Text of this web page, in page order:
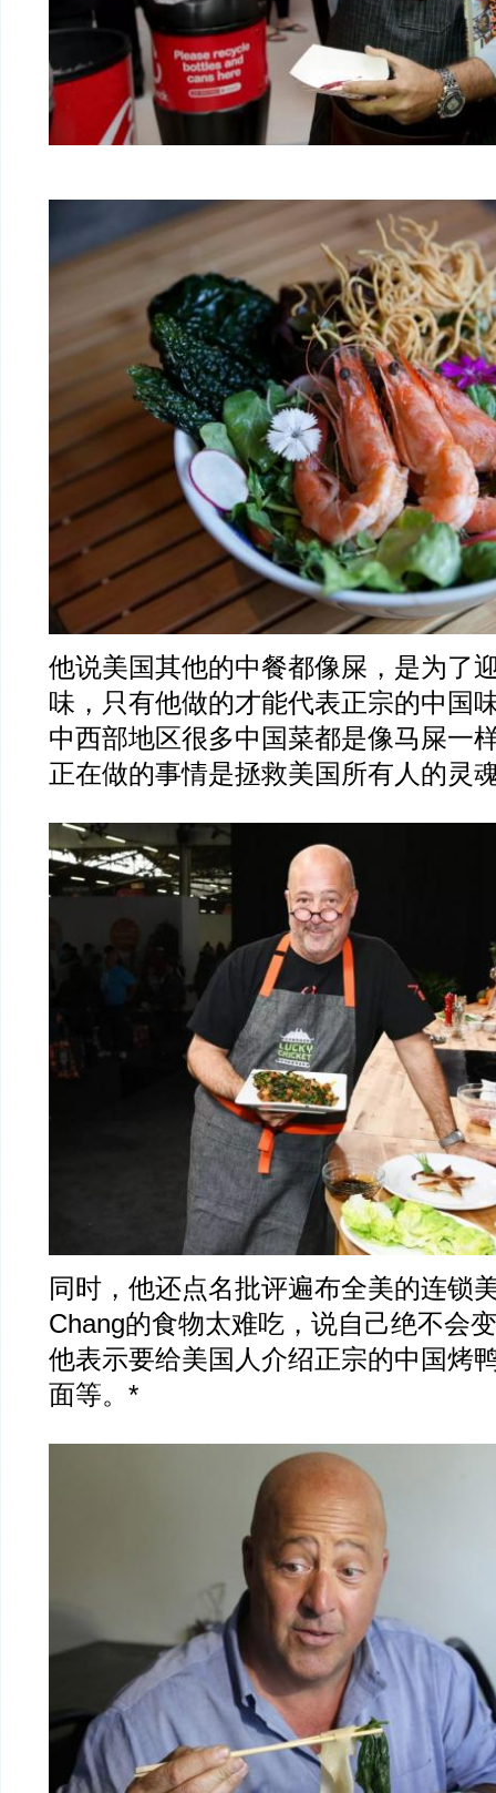
他说美国其他的中餐都像屎，是为了
味，只有他做的才能代表正宗的中国
中西部地区很多中国菜都是像马屎一
正在做的事情是拯救美国所有人的灵
同时，他还点名批评遍布全美的连锁
Chang的食物太难吃，说自己绝不会
他表示要给美国人介绍正宗的中国烤
面等。*